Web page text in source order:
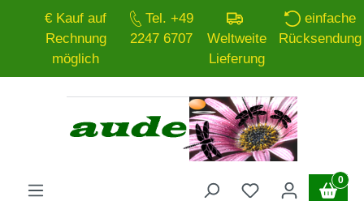
Zum Hauptinhalt springen
€ Kauf auf
Rechnung
möglich
Tel. +49
2247 6707
Weltweite
Lieferung
einfache
Rücksendung
0